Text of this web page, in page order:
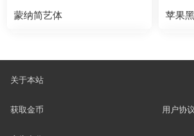
蒙纳简艺体 苹果
关于本站
获取金币 用户协议